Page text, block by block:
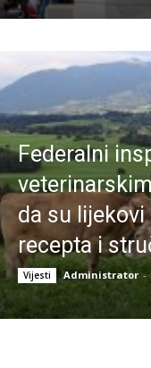
Federalni
da su lijekovi
recepta i
Vijesti Administrator -